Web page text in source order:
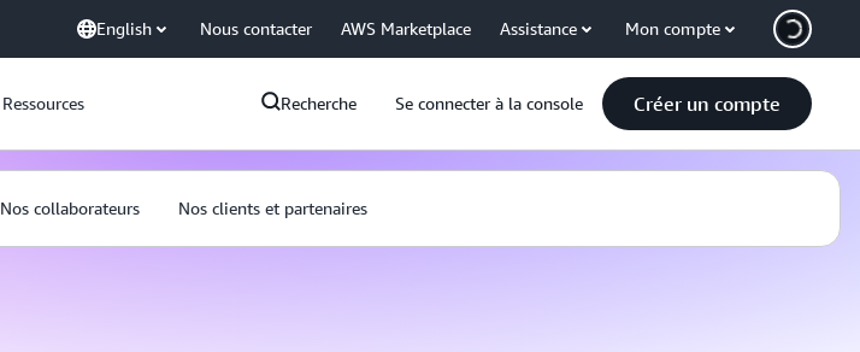
English Nous contacter AWS Marketplace Assistance Mon compte
Ressources Recherche Se connecter à la console Créer un compte
Nos collaborateurs Nos clients et partenaires